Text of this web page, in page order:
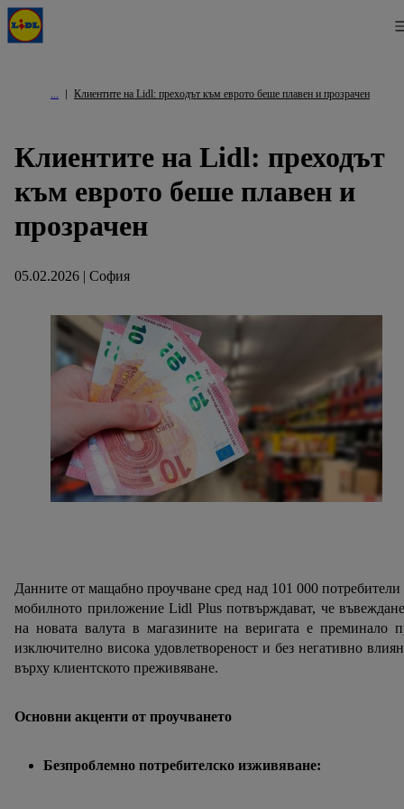
Клиентите на Lidl: преходът към еврото беше плавен и прозрачен
Клиентите на Lidl: преходът
към еврото беше плавен и
прозрачен
05.02.2026 | София
Данните от мащабно проучване сред над 101 000 потребители
мобилното приложение Lidl Plus потвърждават, че
на новата валута в магазините на веригата е преминало
изключително висока удовлетвореност и без негативно
върху клиентското преживяване.
Основни акценти от проучването
Безпроблемно потребителско изживяване: